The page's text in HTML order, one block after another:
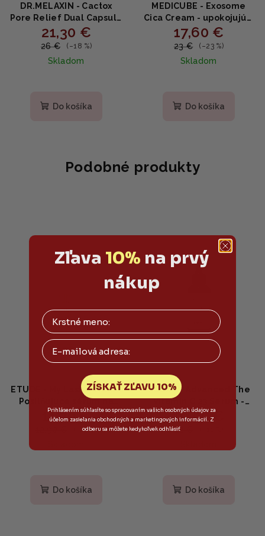
DR.MELAXIN - Cactox
Pore Relief Dual Capsule
Cream - Dvojkapsulový
krém na rozšírené póry s
niacínamidom 65g
21,30 €
26 € (–18 %)
Skladom
Do košíka
MEDICUBE - Exosome
Cica Cream - upokojujúci
krém s exozómami a
centellou 50ml
17,60 €
23 € (–23 %)
Skladom
Do košíka
Podobné produkty
ETUDE - My Lash Serum -
Posilňujúce sérum na
mihalnice s biotínom a
panthenolom 18g
11,20 €
(–13 %)
Do košíka
COSRX - Advanced The
Vitamin C 23 Serum -
Intenzívne rozjasňujúce
sérum s 23% vitamínom C
19,50 €
22 €
Do košíka
Zľava 10% na prvý
nákup
Email
ZÍSKAŤ ZĽAVU 10%
Prihlásením súhlasíte so spracovaním vašich osobných údajov za
účelom zasielania obchodných a marketingových informácií. Z
odberu sa môžete kedykoľvek odhlásiť